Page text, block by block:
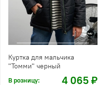
Куртка для мальчика
"Томми" черный
В розницу: 4 065 ₽